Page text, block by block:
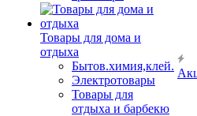
Товары для дома и
отдыха
Бытов.химия,клей.
Электротовары
Товары для
отдыха и барбекю